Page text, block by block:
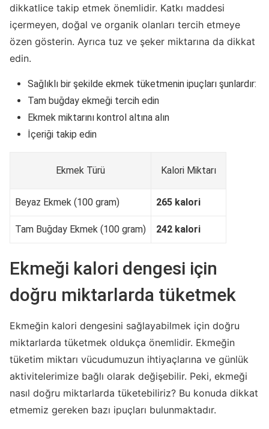
dikkatlice takip etmek önemlidir. Katkı maddesi
içermeyen, doğal ve organik olanları tercih etmeye
özen gösterin. Ayrıca tuz ve şeker miktarına da dikkat
edin.
Sağlıklı bir şekilde ekmek tüketmenin ipuçları şunlardır:
Tam buğday ekmeği tercih edin
Ekmek miktarını kontrol altına alın
İçeriği takip edin
Ekmek Türü Kalori Miktarı
Beyaz Ekmek (100 gram) 265 kalori
Tam Buğday Ekmek (100 gram) 242 kalori
Ekmeği kalori dengesi için
doğru miktarlarda tüketmek
Ekmeğin kalori dengesini sağlayabilmek için doğru
miktarlarda tüketmek oldukça önemlidir. Ekmeğin
tüketim miktarı vücudumuzun ihtiyaçlarına ve günlük
aktivitelerimize bağlı olarak değişebilir. Peki, ekmeği
nasıl doğru miktarlarda tüketebiliriz? Bu konuda dikkat
etmemiz gereken bazı ipuçları bulunmaktadır.